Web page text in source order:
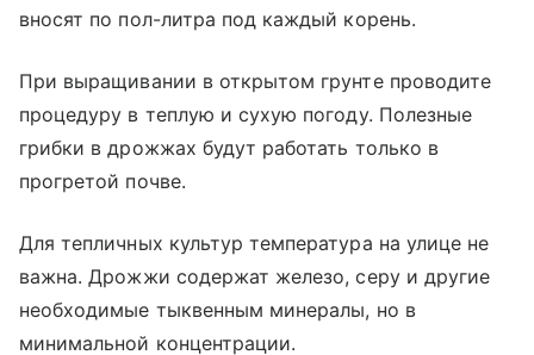
вносят по пол-литра под каждый корень.
При выращивании в открытом грунте проводите
процедуру в теплую и сухую погоду. Полезные
грибки в дрожжах будут работать только в
прогретой почве.
Для тепличных культур температура на улице не
важна. Дрожжи содержат железо, серу и другие
необходимые тыквенным минералы, но в
минимальной концентрации.